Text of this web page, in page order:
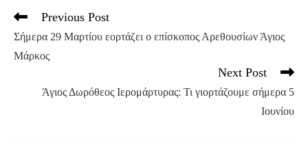
Read
articles
Previous Post
Σήμερα 29 Μαρτίου εορτάζει ο επίσκοπος Αρεθουσίων Άγιος
Μάρκος
Next Post
Άγιος Δωρόθεος Ιερομάρτυρας: Τι γιορτάζουμε σήμερα 5
Ιουνίου